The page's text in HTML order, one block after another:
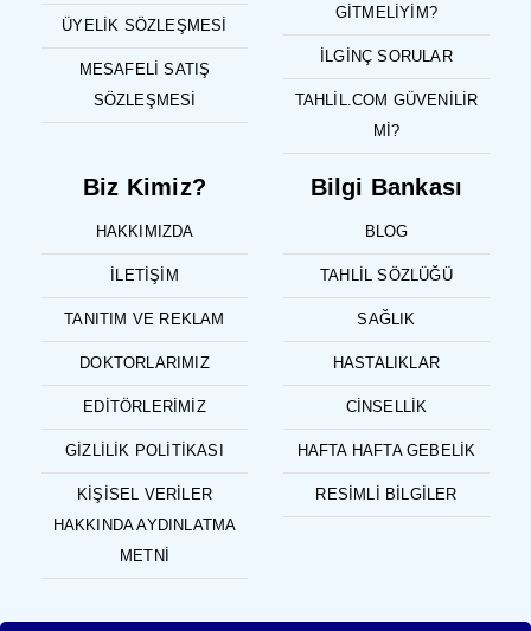
ÜYELIK SÖZLEŞMESI
MESAFELI SATIŞ
SÖZLEŞMESI
GITMELIYIM?
İLGINÇ SORULAR
TAHLIL.COM GÜVENILIR
MI?
Biz Kimiz?
HAKKIMIZDA
İLETIŞIM
TANITIM VE REKLAM
DOKTORLARIMIZ
EDITÖRLERIMIZ
GIZLILIK POLITIKASI
KIŞISEL VERILER
HAKKINDA AYDINLATMA
METNI
Bilgi Bankası
BLOG
TAHLIL SÖZLÜĞÜ
SAĞLIK
HASTALIKLAR
CINSELLIK
HAFTA HAFTA GEBELIK
RESIMLI BILGILER